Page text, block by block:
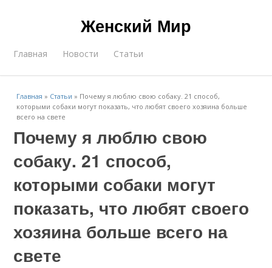
Женский Мир
Главная Новости Статьи
Главная » Статьи » Почему я люблю свою собаку. 21 способ,
которыми собаки могут показать, что любят своего хозяина больше
всего на свете
Почему я люблю свою
собаку. 21 способ,
которыми собаки могут
показать, что любят своего
хозяина больше всего на
свете